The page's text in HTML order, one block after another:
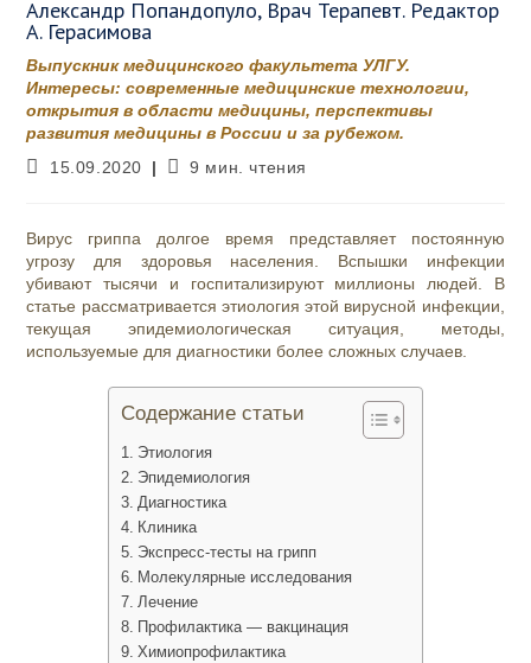
Александр Попандопуло, Врач Терапевт. Редактор
А. Герасимова
Выпускник медицинского факультета УЛГУ.
Интересы: современные медицинские технологии,
открытия в области медицины, перспективы
развития медицины в России и за рубежом.
Запись
15.09.2020
Время
9 мин. чтения
Вирус гриппа долгое время представляет постоянную
угрозу для здоровья населения. Вспышки инфекции
убивают тысячи и госпитализируют миллионы людей. В
статье рассматривается этиология этой вирусной инфекции,
текущая эпидемиологическая ситуация, методы,
используемые для диагностики более сложных случаев.
Содержание статьи
Этиология
Эпидемиология
Диагностика
Клиника
Экспресс-тесты на грипп
Молекулярные исследования
Лечение
Профилактика — вакцинация
Химиопрофилактика